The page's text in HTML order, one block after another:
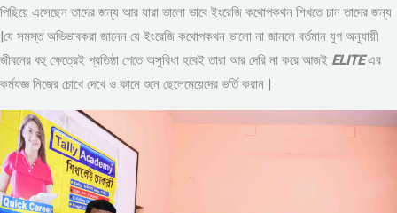
পিছিয়ে এসেছেন তাদের জন্য আর যারা ভালো ভাবে ইংরেজি কথোপকথন শিখতে চান তাদের জন্য
|যে সমস্ত অভিভাবকরা জানেন যে ইংরেজি কথোপকথন ভালো না জানলে বর্তমান যুগ অনুযায়ী
জীবনের বহু ক্ষেত্রেই প্রতিষ্ঠা পেতে অসুবিধা হবেই তারা আর দেরি না করে আজই ELITEএর
কর্মযজ্ঞ নিজের চোখে দেখে ও কানে শুনে ছেলেমেয়েদের ভর্তি করান |